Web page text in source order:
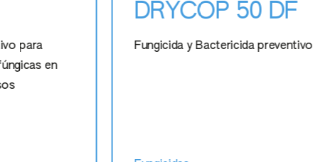
para
en
DRYCOP 50 DF
Fungicida y Bactericida preventivo